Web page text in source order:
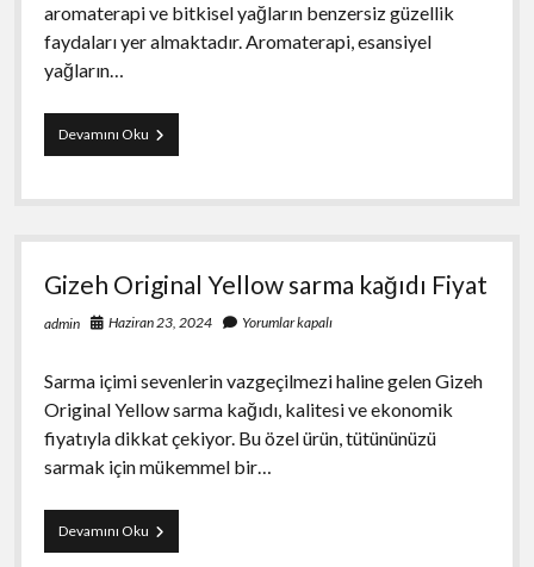
aromaterapi ve bitkisel yağların benzersiz güzellik
faydaları yer almaktadır. Aromaterapi, esansiyel
yağların…
Devamını OkuGüzellikte
Aromaterapi
Bitkisel
Kullanımı
Gizeh Original Yellow sarma kağıdı Fiyat
admin Haziran 23, 2024 Yorumlar kapalı
Sarma içimi sevenlerin vazgeçilmezi haline gelen Gizeh
Original Yellow sarma kağıdı, kalitesi ve ekonomik
fiyatıyla dikkat çekiyor. Bu özel ürün, tütününüzü
sarmak için mükemmel bir…
Devamını OkuGizeh
Original